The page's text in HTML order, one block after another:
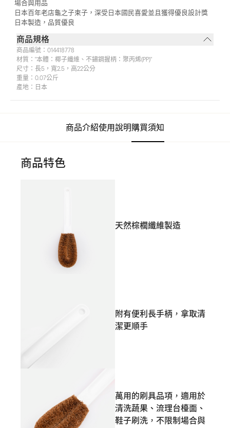
場合與用品
日本百年老店龜之子束子，深受日本國民喜愛並且獲得優良設計獎
日本製造，品質優良
商品規格
商品編號： 014418778
材質： "本體：椰子纖維、不鏽鋼握柄：聚丙烯(PP)"
尺寸： 長5，寬2.5，高22公分
重量： 0.07公斤
產地： 日本
商品介紹使用說明購買須知
商品特色
天然棕櫚纖維製造
附有便利長手柄，拿取清
潔更順手
萬用的刷具品項，適用於
清洗蔬果、流理台檯面、
鞋子刷洗，不限制場合與